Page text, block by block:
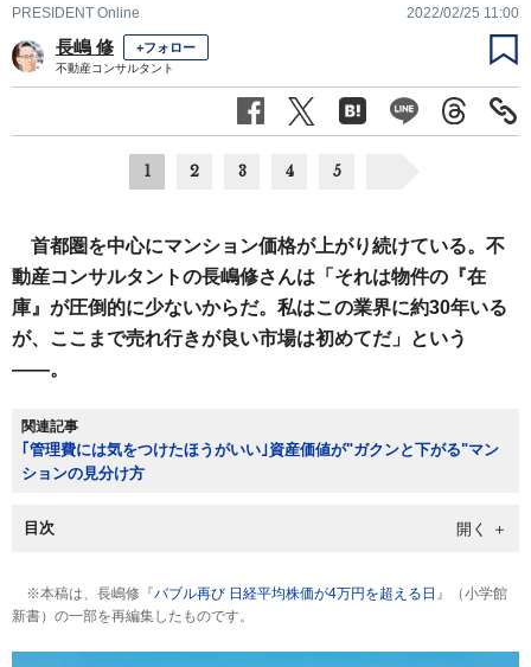
PRESIDENT Online 2022/02/25 11:00
長嶋 修 +フォロー
不動産コンサルタント
1 2 3 4 5
首都圏を中心にマンション価格が上がり続けている。不
動産コンサルタントの長嶋修さんは「それは物件の『在
庫』が圧倒的に少ないからだ。私はこの業界に約30年いる
が、ここまで売れ行きが良い市場は初めてだ」という
――。
関連記事
｢管理費には気をつけたほうがいい｣資産価値が"ガクンと下がる"マン
ションの見分け方
目次
※本稿は、長嶋修『バブル再び 日経平均株価が4万円を超える日 』（小学館
新書）の一部を再編集したものです。